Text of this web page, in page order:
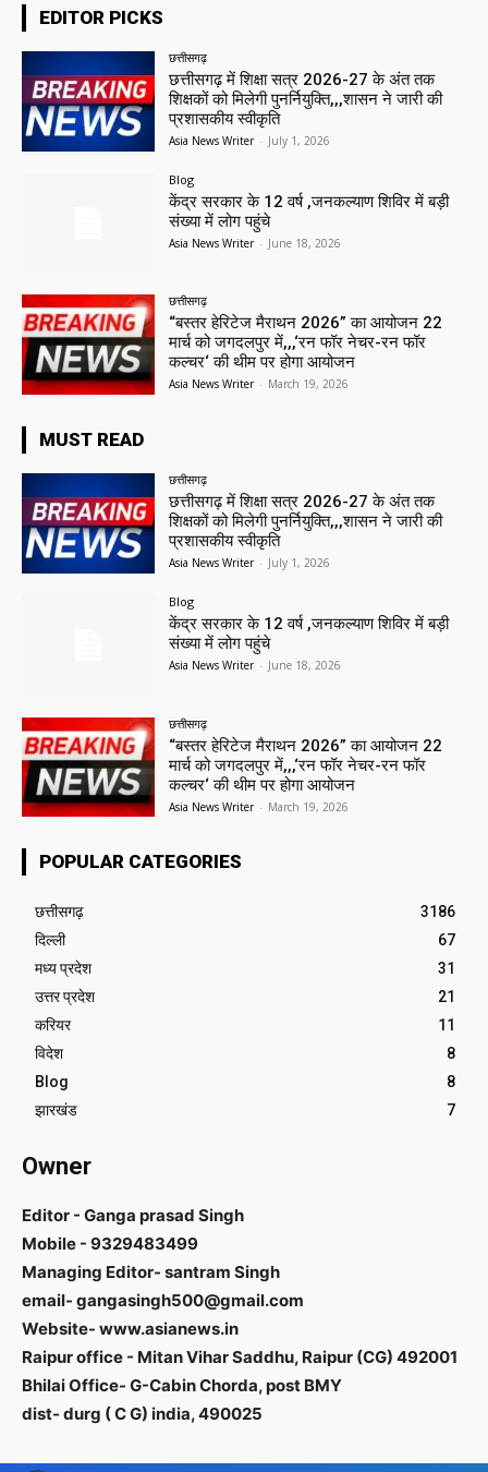
EDITOR PICKS
छत्तीसगढ़
छत्तीसगढ़ में शिक्षा सत्र 2026-27 के अंत तक
शिक्षकों को मिलेगी पुनर्नियुक्ति,,,शासन ने जारी की
प्रशासकीय स्वीकृति
Asia News Writer - July 1, 2026
Blog
केंद्र सरकार के 12 वर्ष ,जनकल्याण शिविर में बड़ी
संख्या में लोग पहुंचे
Asia News Writer - June 18, 2026
छत्तीसगढ़
“बस्तर हेरिटेज मैराथन 2026” का आयोजन 22
मार्च को जगदलपुर में,,,‘रन फॉर नेचर-रन फॉर
कल्चर‘ की थीम पर होगा आयोजन
Asia News Writer - March 19, 2026
MUST READ
छत्तीसगढ़
छत्तीसगढ़ में शिक्षा सत्र 2026-27 के अंत तक
शिक्षकों को मिलेगी पुनर्नियुक्ति,,,शासन ने जारी की
प्रशासकीय स्वीकृति
Asia News Writer - July 1, 2026
Blog
केंद्र सरकार के 12 वर्ष ,जनकल्याण शिविर में बड़ी
संख्या में लोग पहुंचे
Asia News Writer - June 18, 2026
छत्तीसगढ़
“बस्तर हेरिटेज मैराथन 2026” का आयोजन 22
मार्च को जगदलपुर में,,,‘रन फॉर नेचर-रन फॉर
कल्चर‘ की थीम पर होगा आयोजन
Asia News Writer - March 19, 2026
POPULAR CATEGORIES
छत्तीसगढ़
3186
दिल्ली
67
मध्य प्रदेश
31
उत्तर प्रदेश
21
करियर
11
विदेश
8
Blog
8
झारखंड
7
Owner
Editor - Ganga prasad Singh
Mobile - 9329483499
Managing Editor- santram Singh
email- gangasingh500@gmail.com
Website- www.asianews.in
Raipur office - Mitan Vihar Saddhu, Raipur (CG) 492001
Bhilai Office- G-Cabin Chorda, post BMY
dist- durg ( C G) india, 490025